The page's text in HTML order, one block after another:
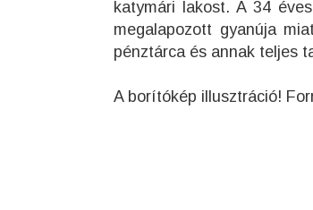
katymári lakost. A 34
megalapozott gyanúja
pénztárca és annak teljes
A borítókép illusztráció!